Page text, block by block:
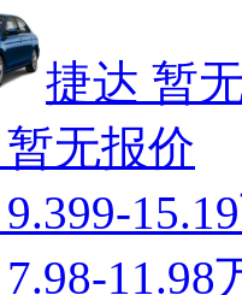
捷达 暂
暂无报价
9.399-
7.98-11.98